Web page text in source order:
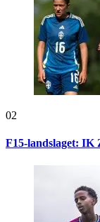
02
F15-landslaget: IK